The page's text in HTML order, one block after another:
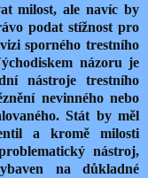
milost, ale navíc by
podat stížnost pro
sporného trestního
názoru je
nástroje trestního
nevinného nebo
Stát by měl
a kromě milosti
nástroj,
na důkladné